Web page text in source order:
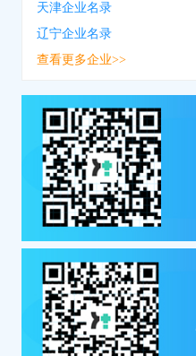
天津企业名录
辽宁企业名录
查看更多企业>>